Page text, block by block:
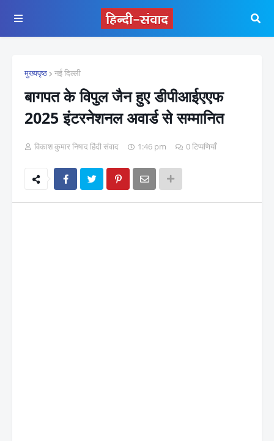
मुख्यपृष्ठ नई दिल्ली
बागपत के विपुल जैन हुए डीपीआईएएफ
2025 इंटरनेशनल अवार्ड से सम्मानित
विकाश कुमार निषाद हिंदी संवाद 1:46 pm 0 टिप्पणियाँ